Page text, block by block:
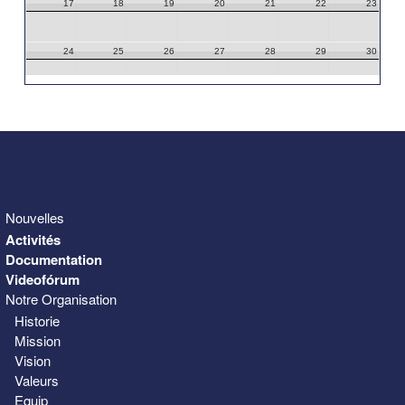
17 18 19 20 21 22 23
24 25 26 27 28 29 30
Nouvelles
Activités
Documentation
Videofórum
Notre Organisation
Historie
Mission
Vision
Valeurs
Equip